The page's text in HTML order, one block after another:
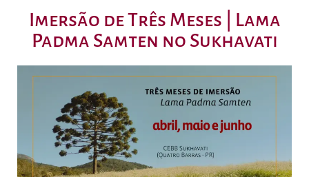
Imersão de Três Meses | Lama
Padma Samten no Sukhavati